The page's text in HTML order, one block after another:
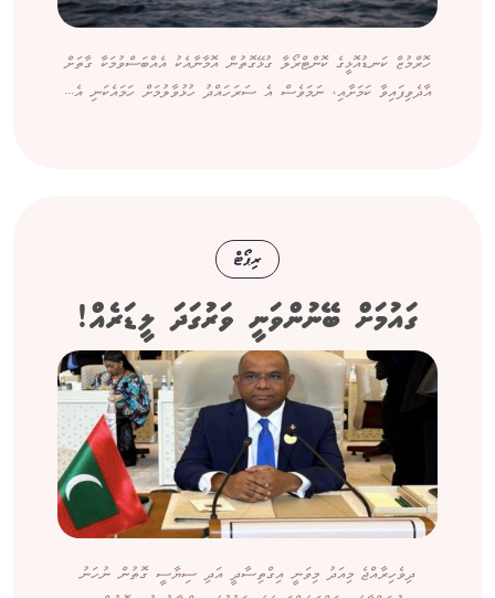
ހޮރްމުޒް ކަނޑުއޮޅީގެ ކޮންޓްރޯލާ ގުޅޭގޮތުން އޮމާނާއެކު އެއްބަސްވުމަކާ ގާތަށް
އާދެވިފައިވާ ކަމަށާއި، ނަމަވެސް އެ ސަރަހައްދު ހުޅުވާލުމަށް ހަމައެކަނި އެ...
ރިޕޯޓް
ގައުމަށް ބޭނުންވަނީ ވަރުގަދަ ލީޑަރެއް!
ދިވެހިރާއްޖެ މިއަދު މިވަނީ އިގްތިސާދީ އަދި ސިޔާސީ ގޮތުން ނުހަނު